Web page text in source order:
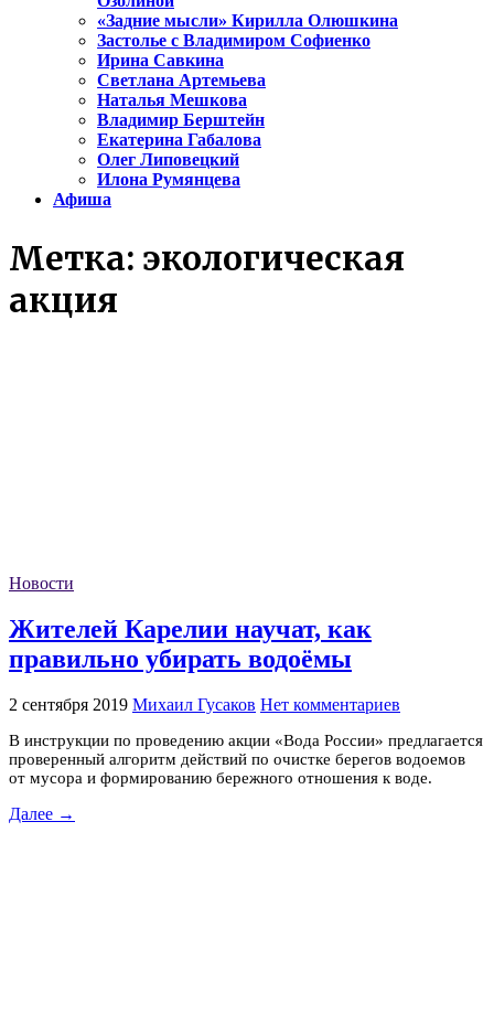
«Задние мысли» Кирилла Олюшкина
Застолье с Владимиром Софиенко
Ирина Савкина
Светлана Артемьева
Наталья Мешкова
Владимир Берштейн
Екатерина Габалова
Олег Липовецкий
Илона Румянцева
Афиша
Метка: экологическая
акция
Новости
Жителей Карелии научат, как
правильно убирать водоёмы
2 сентября 2019 Михаил Гусаков Нет комментариев
В инструкции по проведению акции «Вода России» предлагается
проверенный алгоритм действий по очистке берегов водоемов
от мусора и формированию бережного отношения к воде.
Далее →